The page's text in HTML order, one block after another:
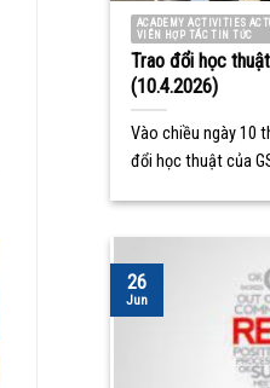
ACADEMY ACTIVITIES
VIÊN HỢP TÁC TIN TỨC
Trao đổi học
(10.4.2026)
Vào chiều ngày 10
đổi học thuật của
26
Jun